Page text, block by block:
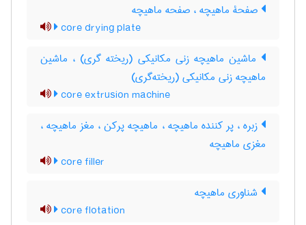
صفحۀ ماهیچه ، صفحه ماهیچه
core drying plate
ماشین ماهیچه زنی مکانیکی (ریخته گری) ، ماشین
ماهیچه زنی مکانیکی (ریخته‌گری)
core extrusion machine
زبره ، پر کننده ماهیچه ، ماهیچه پرکن ، مغز ماهیچه ،
مغزی ماهیچه
core filler
شناوری ماهیچه
core flotation